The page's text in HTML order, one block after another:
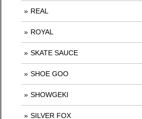
REAL
ROYAL
SKATE SAUCE
SHOE GOO
SHOWGEKI
SILVER FOX